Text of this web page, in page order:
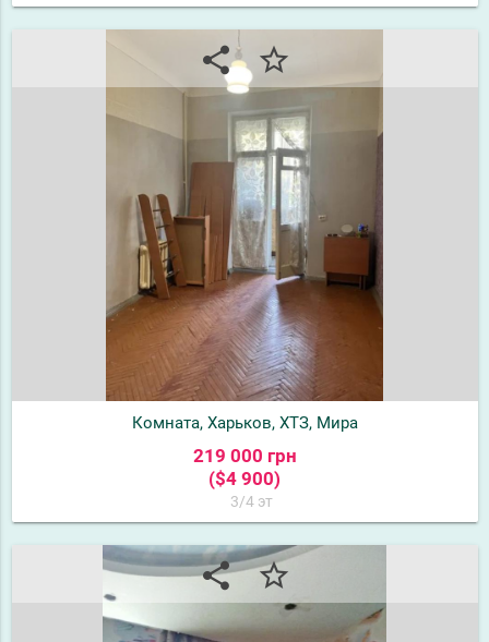
share star_border
Комната, Харьков, ХТЗ, Мира
219 000 грн
($4 900)
3/4 эт
share star_border